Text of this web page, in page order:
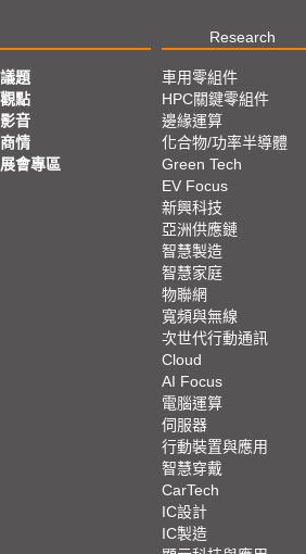
Research
議題
觀點
影音
商情
展會專區
車用零組件
HPC關鍵零組件
邊緣運算
化合物/功率半導體
Green Tech
EV Focus
新興科技
亞洲供應鏈
智慧製造
智慧家庭
物聯網
寬頻與無線
次世代行動通訊
Cloud
AI Focus
電腦運算
伺服器
行動裝置與應用
智慧穿戴
CarTech
IC設計
IC製造